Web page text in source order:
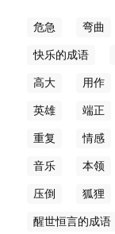
危急 弯曲
快乐的成语
高大 用作
英雄 端正
重复 情感
音乐 本领
压倒 狐狸
醒世恒言的成语